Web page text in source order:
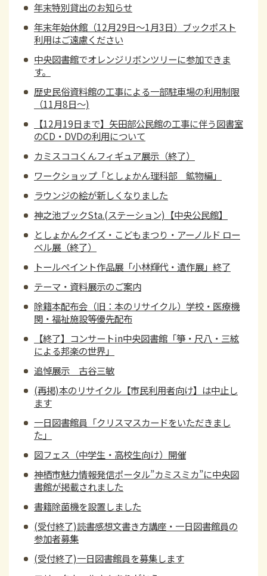
年末特別貸出のお知らせ
年末年始休館（12月29日～1月3日）ブックポスト
利用はご遠慮ください
中央図書館でオレンジリボンツリーに参加できま
す。
歴史民俗資料館の工事による一部駐車場の利用制限
（11月8日～)
【12月19日まで】矢田部公民館の工事に伴う図書室
のCD・DVDの利用について
カミスココくんフィギュア展示（終了）
ワークショップ「としょかん理科部 鉱物編」
ラウンジの絵が新しくなりました
神之池ブックSta.(ステーション)【中央公民館】
としょかんクイズ・こどもまつり・アーノルド ロー
ベル展（終了）
トールペイント作品展「小林輝代・遺作展」終了
テーマ・資料展示のご案内
除籍本配布会（旧：本のリサイクル）学校・医療機
関・福祉施設等優先配布
【終了】コンサートin中央図書館「箏・尺八・三絃
による邦楽の世界」
追悼展示 古谷三敏
(再掲)本のリサイクル【市民利用者向け】は中止し
ます
一日図書館員「クリスマスカードをいただきまし
た」
図フェス（中学生・高校生向け）開催
神栖市魅力情報発信ポータル”カミスミカ”に中央図
書館が掲載されました
書籍除菌機を設置しました
(受付終了)読書感想文書き方講座・一日図書館員の
参加者募集
(受付終了)一日図書館員を募集します